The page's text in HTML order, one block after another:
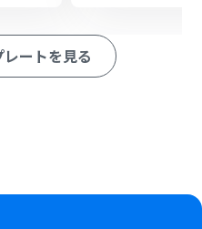
かけとなるアクション、「オ
フロー内で処理を行うアク
度を高められます。
ートを見る